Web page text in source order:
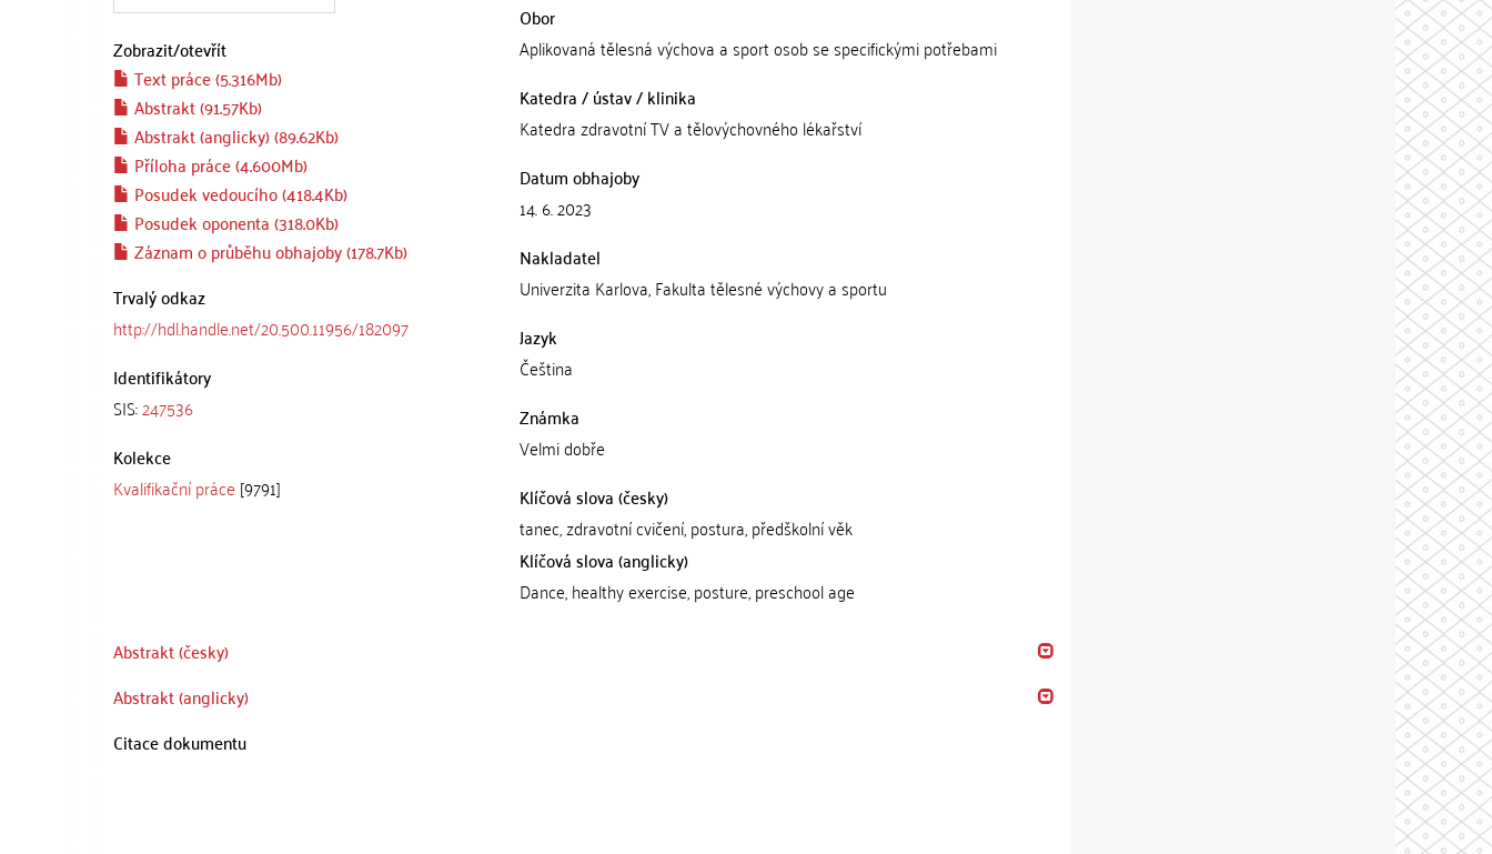
Zobrazit/otevřít
Text práce (5.316Mb)
Abstrakt (91.57Kb)
Abstrakt (anglicky) (89.62Kb)
Příloha práce (4.600Mb)
Posudek vedoucího (418.4Kb)
Posudek oponenta (318.0Kb)
Záznam o průběhu obhajoby (178.7Kb)
Trvalý odkaz
http://hdl.handle.net/20.500.11956/182097
Identifikátory
SIS:247536
Kolekce
Kvalifikační práce [9791]
Obor
Aplikovaná tělesná výchova a sport osob se specifickými potřebami
Katedra / ústav / klinika
Katedra zdravotní TV a tělovýchovného lékařství
Datum obhajoby
14. 6. 2023
Nakladatel
Univerzita Karlova, Fakulta tělesné výchovy a sportu
Jazyk
Čeština
Známka
Velmi dobře
Klíčová slova (česky)
tanec, zdravotní cvičení, postura, předškolní věk
Klíčová slova (anglicky)
Dance, healthy exercise, posture, preschool age
Abstrakt (česky)
Abstrakt (anglicky)
Citace dokumentu